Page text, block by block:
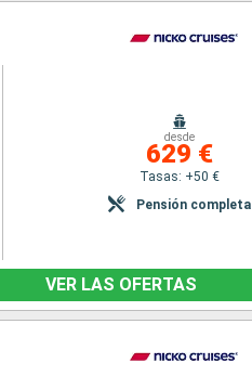
desde
629 €
Tasas: +50 €
Pensión completa
VER LAS OFERTAS